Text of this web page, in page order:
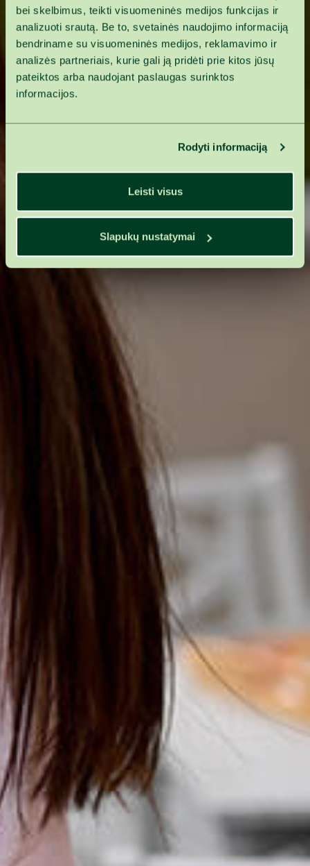
bei skelbimus, teikti visuomeninės medijos funkcijas ir
analizuoti srautą. Be to, svetainės naudojimo informaciją
bendriname su visuomeninės medijos, reklamavimo ir
analizės partneriais, kurie gali ją pridėti prie kitos jūsų
pateiktos arba naudojant paslaugas surinktos
informacijos.
Rodyti informaciją
Leisti visus
Slapukų nustatymai